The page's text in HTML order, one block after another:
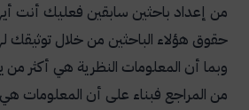
من إعداد باحثين سابقين فعليك أنت
حقوق هؤلاء الباحثين من خلال توثيقك
وبما أن المعلومات النظرية هي أكثر
من المراجع فبناء على أن المعلومات هي